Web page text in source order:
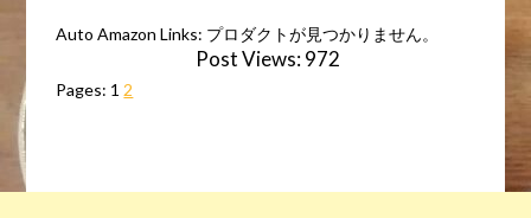
Auto Amazon Links: プロダクトが見つかりません。
Post Views: 972
Pages: 1 2